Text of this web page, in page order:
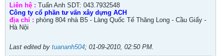
Liên hệ : Tuấn Anh SDT: 043.7932548
Công ty cổ phần tư vấn xây dựng ACH
địa chỉ : phòng 804 nhà B5 - Làng Quốc Tế Thăng Long - Cầu Giấy -
Hà Nội
Last edited by tuananh504; 01-09-2010, 02:50 PM.